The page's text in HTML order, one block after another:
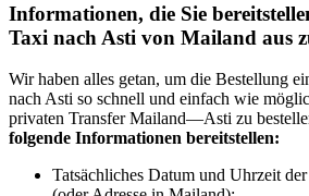
Informationen, die Sie
Taxi nach Asti von Mailand aus
Wir haben alles getan, um die Bestellung
nach Asti so schnell und einfach wie
privaten Transfer Mailand—Asti zu
folgende Informationen bereitstellen:
Tatsächliches Datum und Uhrzeit